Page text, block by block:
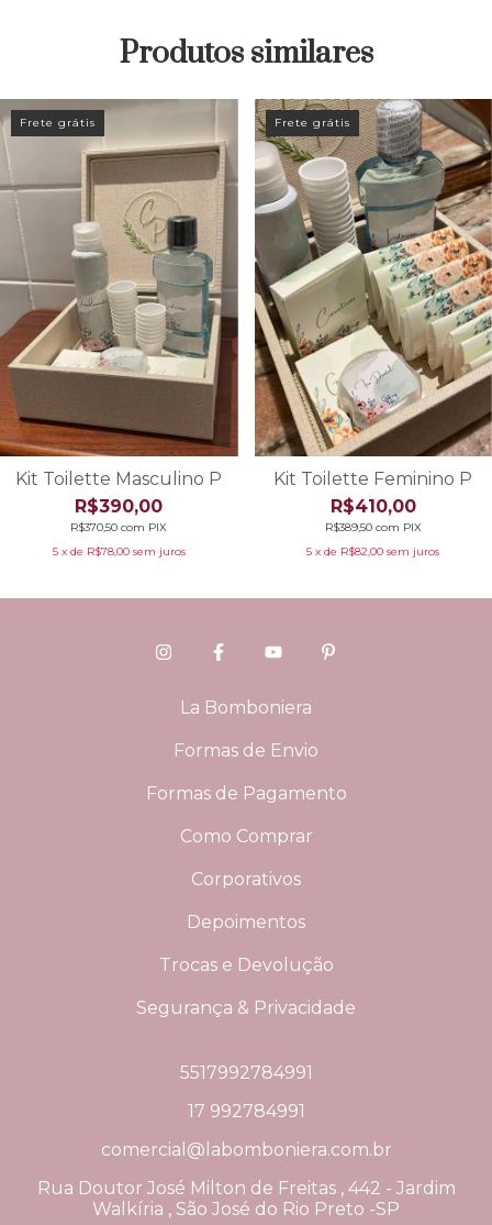
Produtos similares
Frete grátis
Kit Toilette Masculino P
R$390,00
R$370,50com PIX
5 x de R$78,00 sem juros
Frete grátis
Kit Toilette Feminino P
R$410,00
R$389,50 com PIX
5 x de R$82,00 sem juros
La Bomboniera
Formas de Envio
Formas de Pagamento
Como Comprar
Corporativos
Depoimentos
Trocas e Devolução
Segurança & Privacidade
5517992784991
17 992784991
comercial@labomboniera.com.br
Rua Doutor José Milton de Freitas , 442 - Jardim
Walkíria , São José do Rio Preto -SP